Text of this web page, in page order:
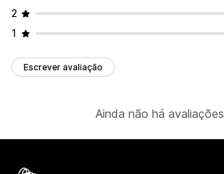
2
1
Escrever avaliação
Ainda não há avaliações